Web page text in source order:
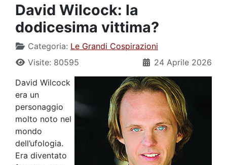
David Wilcock: la
dodicesima vittima?
Categoria: Le Grandi Cospirazioni
24 Aprile 2026
Visite: 80595
David Wilcock
era un
personaggio
molto noto nel
mondo
dell’ufologia.
Era diventato